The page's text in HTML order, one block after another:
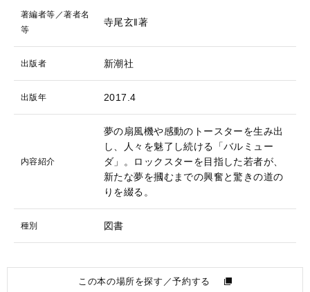
著編者等／著者名
等
寺尾玄‖著
出版者 新潮社
出版年 2017.4
内容紹介
夢の扇風機や感動のトースターを生み出
し、人々を魅了し続ける「バルミュー
ダ」。ロックスターを目指した若者が、
新たな夢を摑むまでの興奮と驚きの道の
りを綴る。
種別 図書
この本の場所を探す／予約する